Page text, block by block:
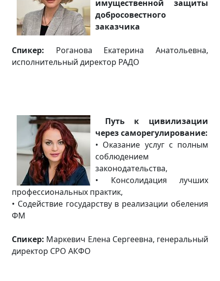
имущественной защиты
добросовестного
заказчика
Спикер: Роганова Екатерина Анатольевна,
исполнительный директор РАДО
Путь к цивилизации
через саморегулирование:
• Оказание услуг с полным
соблюдением
законодательства,
• Консолидация лучших
профессиональных практик,
• Содействие государству в реализации обеления
ФМ
Спикер: Маркевич Елена Сергеевна, генеральный
директор СРО АКФО